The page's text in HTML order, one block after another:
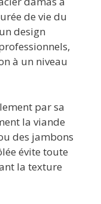
de vie du
design
à un niveau
par sa
la viande
des jambons
évite toute
la texture